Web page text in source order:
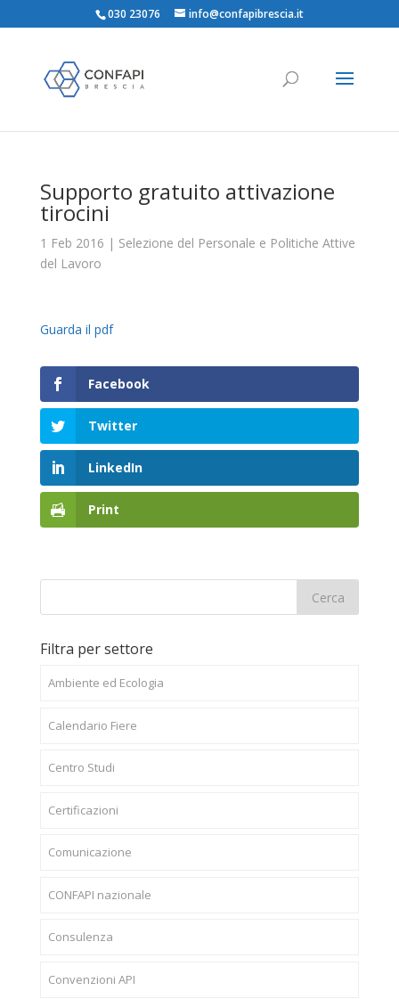
030 23076 info@confapibrescia.it
Supporto gratuito attivazione
tirocini
1 Feb 2016 | Selezione del Personale e Politiche Attive
del Lavoro
Guarda il pdf
Facebook
Twitter
LinkedIn
Print
Filtra per settore
Ambiente ed Ecologia
Calendario Fiere
Centro Studi
Certificazioni
Comunicazione
CONFAPI nazionale
Consulenza
Convenzioni API